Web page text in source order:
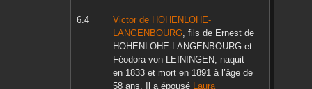
Victorde HOHENLOHE-
LANGENBOURG, fils de Ernestde
HOHENLOHE-LANGENBOURGet
Féodoravon LEININGEN, naquit
en 1833et mort en 1891à l’âge de
58 ans. Il a épousé Laura